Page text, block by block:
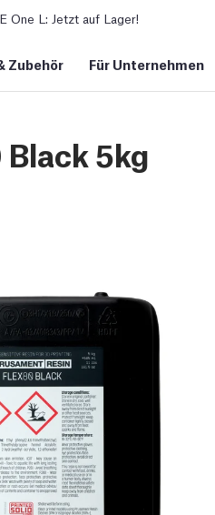
One L: Jetzt auf Lager!
Zubehör Für Unternehmen
5kg